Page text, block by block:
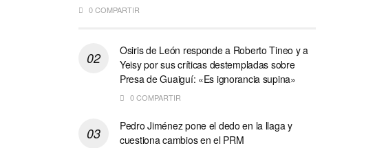
0 COMPARTIR
Osiris de León responde a Roberto Tineo y a
Yeisy por sus críticas destempladas sobre
Presa de Guaiguí: «Es ignorancia supina»
0 COMPARTIR
Pedro Jiménez pone el dedo en la llaga y
cuestiona cambios en el PRM